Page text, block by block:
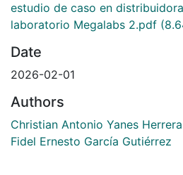
estudio de caso en
laboratorio Megalabs 2.pdf
Date
2026-02-01
Authors
Christian Antonio Yanes Herrera
Fidel Ernesto García Gutiérrez